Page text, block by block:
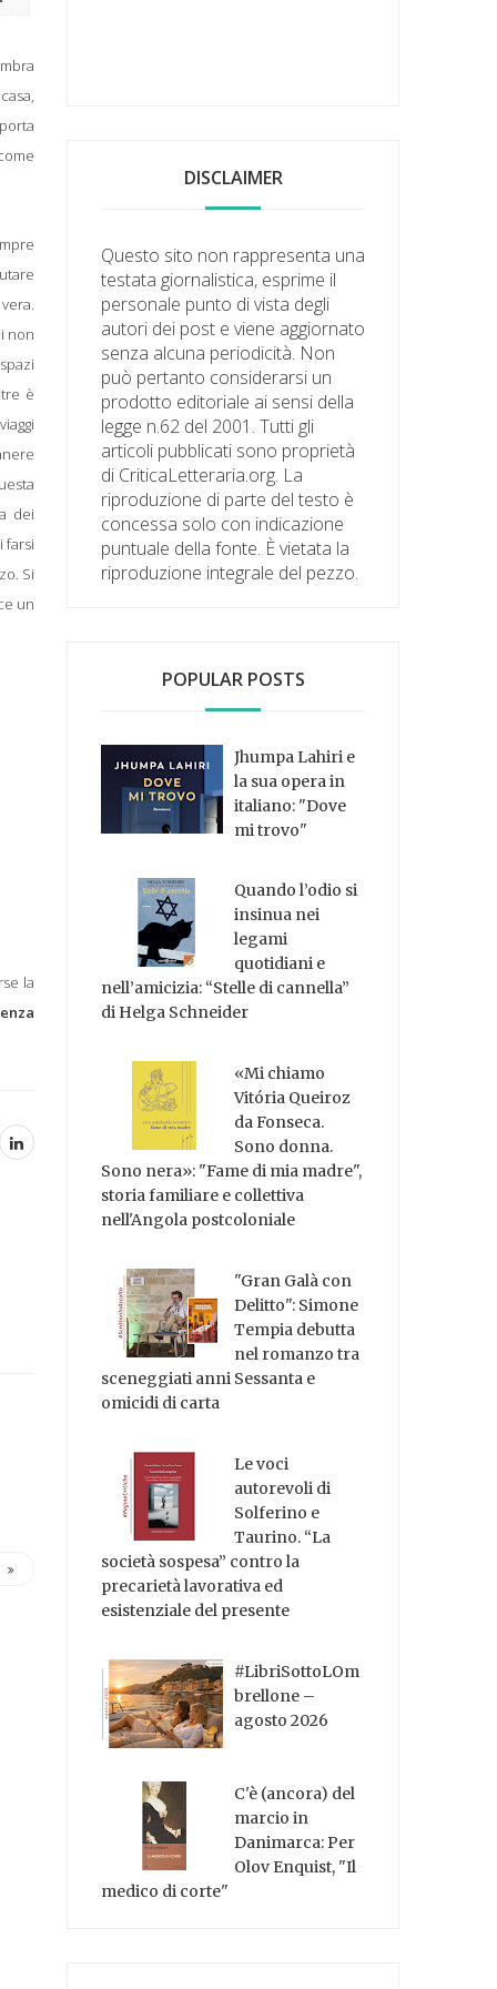
non
è
dei
farsi
Si
un
la
DISCLAIMER
Questo sito non rappresenta una
testata giornalistica, esprime il
personale punto di vista degli
autori dei post e viene aggiornato
senza alcuna periodicità. Non
può pertanto considerarsi un
prodotto editoriale ai sensi della
legge n.62 del 2001. Tutti gli
articoli pubblicati sono proprietà
di CriticaLetteraria.org. La
riproduzione di parte del testo è
concessa solo con indicazione
puntuale della fonte. È vietata la
riproduzione integrale del pezzo.
POPULAR POSTS
Jhumpa Lahiri e
la sua opera in
italiano: "Dove
mi trovo"
Quando l’odio si
insinua nei
legami
quotidiani e
nell’amicizia: “Stelle di cannella”
di Helga Schneider
«Mi chiamo
Vitória Queiroz
da Fonseca.
Sono donna.
Sono nera»: "Fame di mia madre",
storia familiare e collettiva
nell'Angola postcoloniale
"Gran Galà con
Delitto": Simone
Tempia debutta
nel romanzo tra
sceneggiati anni Sessanta e
omicidi di carta
Le voci
autorevoli di
Solferino e
Taurino. “La
società sospesa” contro la
precarietà lavorativa ed
esistenziale del presente
#LibriSottoLOm
brellone –
agosto 2026
C'è (ancora) del
marcio in
Danimarca: Per
Olov Enquist, "Il
medico di corte"